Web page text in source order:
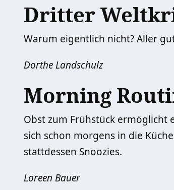
Dritter
Warum eigentlich nicht? Aller
Dorthe Landschulz
Morning
Obst zum Frühstück ermöglicht
sich schon morgens in die
stattdessen Snoozies.
Loreen Bauer